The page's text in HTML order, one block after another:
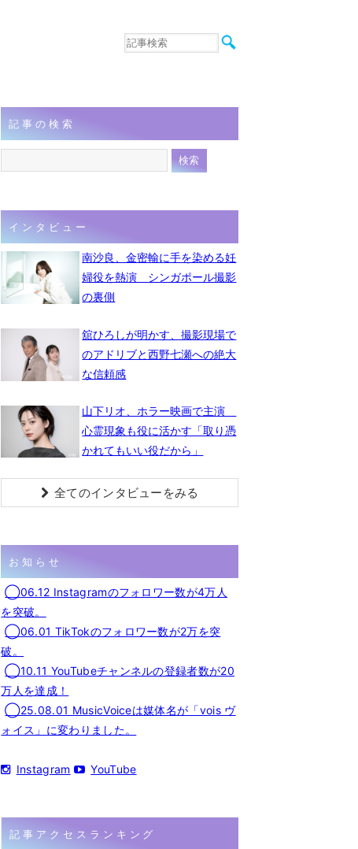
音楽
連載
フォト
記事の検索
インタビュー
南沙良、金密輸に手を染める妊
婦役を熱演 シンガポール撮影
の裏側
舘ひろしが明かす、撮影現場で
のアドリブと西野七瀬への絶大
な信頼感
山下リオ、ホラー映画で主演
心霊現象も役に活かす「取り憑
かれてもいい役だから」
全てのインタビューをみる
お知らせ
◯06.12 Instagramのフォロワー数が4万人
を突破。
◯06.01 TikTokのフォロワー数が2万を突
破。
◯10.11 YouTubeチャンネルの登録者数が20
万人を達成！
◯25.08.01 MusicVoiceは媒体名が「vois ヴ
ォイス」に変わりました。
Instagram YouTube
記事アクセスランキング